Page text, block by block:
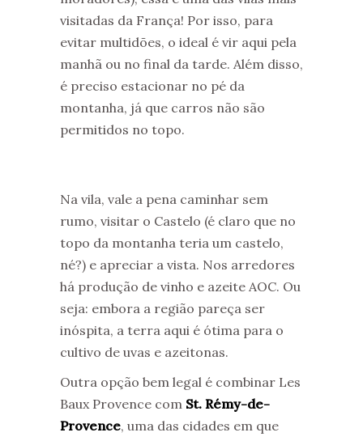
visitadas da França! Por isso, para
evitar multidões, o ideal é vir aqui pela
manhã ou no final da tarde. Além disso,
é preciso estacionar no pé da
montanha, já que carros não são
permitidos no topo.
Na vila, vale a pena caminhar sem
rumo, visitar o Castelo (é claro que no
topo da montanha teria um castelo,
né?) e apreciar a vista. Nos arredores
há produção de vinho e azeite AOC. Ou
seja: embora a região pareça ser
inóspita, a terra aqui é ótima para o
cultivo de uvas e azeitonas.
Outra opção bem legal é combinar Les
Baux Provence com St. Rémy-de-
Provence, uma das cidades em que